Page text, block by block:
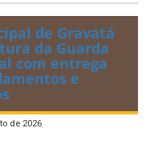
de Gravatá
da Guarda
com entrega
e
de 2026